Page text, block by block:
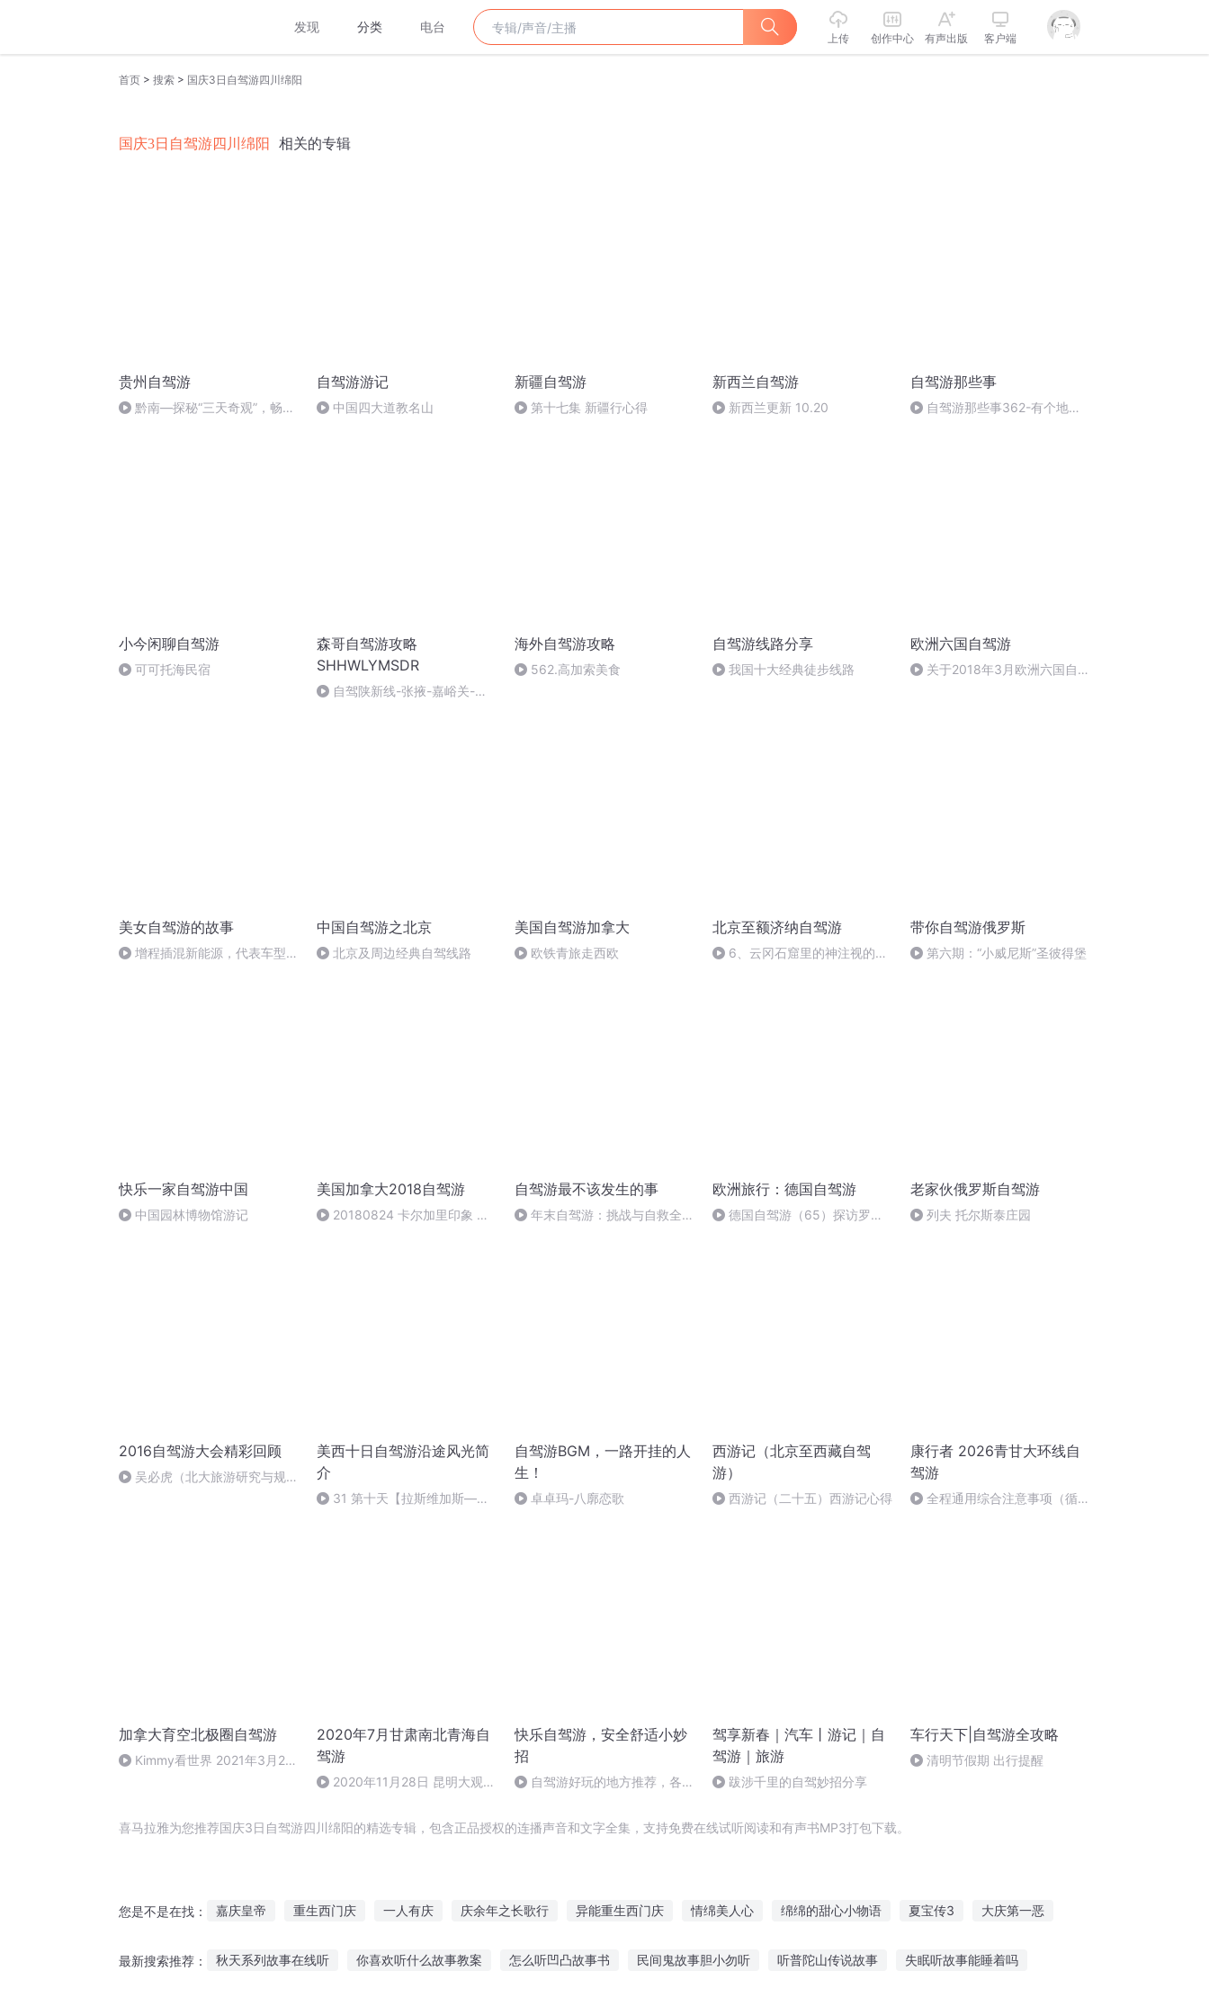
发现 分类 电台
上传 创作中心 有声出版 客户端
首页 > 搜索 > 国庆3日自驾游四川绵阳
国庆3日自驾游四川绵阳 相关的专辑
贵州自驾游
黔南—探秘“三天奇观”，畅游
自驾游游记
中国四大道教名山
新疆自驾游
第十七集 新疆行心得
新西兰自驾游
新西兰更新 10.20
自驾游那些事
自驾游那些事362-有个地
小今闲聊自驾游
可可托海民宿
森哥自驾游攻略
SHHWLYMSDR
自驾陕新线-张掖-嘉峪关-安
海外自驾游攻略
562.高加索美食
自驾游线路分享
我国十大经典徒步线路
欧洲六国自驾游
关于2018年3月欧洲六国自驾
美女自驾游的故事
增程插混新能源，代表车型推
中国自驾游之北京
北京及周边经典自驾线路
美国自驾游加拿大
欧铁青旅走西欧
北京至额济纳自驾游
6、云冈石窟里的神注视的远
带你自驾游俄罗斯
第六期：“小威尼斯”圣彼得堡
快乐一家自驾游中国
中国园林博物馆游记
美国加拿大2018自驾游
20180824 卡尔加里印象 阿
自驾游最不该发生的事
年末自驾游：挑战与自救全攻
欧洲旅行：德国自驾游
德国自驾游（65）探访罗马
老家伙俄罗斯自驾游
列夫 托尔斯泰庄园
2016自驾游大会精彩回顾
吴必虎（北大旅游研究与规划
美西十日自驾游沿途风光简
介
31 第十天【拉斯维加斯——
自驾游BGM，一路开挂的人
生！
卓卓玛-八廓恋歌
西游记（北京至西藏自驾
游）
西游记（二十五）西游记心得
康行者 2026青甘大环线自
驾游
全程通用综合注意事项（循环
加拿大育空北极圈自驾游
Kimmy看世界 2021年3月20
2020年7月甘肃南北青海自
驾游
2020年11月28日 昆明大观
快乐自驾游，安全舒适小妙
招
自驾游好玩的地方推荐，各种
驾享新春｜汽车丨游记｜自
驾游｜旅游
跋涉千里的自驾妙招分享
车行天下|自驾游全攻略
清明节假期 出行提醒
喜马拉雅为您推荐国庆3日自驾游四川绵阳的精选专辑，包含正品授权的连播声音和文字全集，支持免费在线试听阅读和有声书MP3打包下载。
您是不是在找： 嘉庆皇帝 重生西门庆 一人有庆 庆余年之长歌行 异能重生西门庆 情绵美人心 绵绵的甜心小物语 夏宝传3 大庆第一恶
最新搜索推荐： 秋天系列故事在线听 你喜欢听什么故事教案 怎么听凹凸故事书 民间鬼故事胆小勿听 听普陀山传说故事 失眠听故事能睡着吗